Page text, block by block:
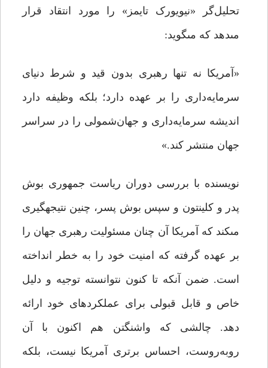
تحلیل‌گر «نیویورک تایمز» را مورد انتقاد قرار
مى‏دهد که مى‏گوید:
«آمریکا نه تنها رهبرى بدون قید و شرط دنیاى
سرمایه‌دارى را بر عهده دارد؛ بلکه وظیفه دارد
اندیشه سرمایه‌دارى و جهان‌شمولى را در سراسر
جهان منتشر کند.»
نویسنده با بررسى دوران ریاست جمهورى بوش
پدر و کلینتون و سپس بوش پسر، چنین نتیجه‏گیرى
مى‏کند که آمریکا آن چنان مسئولیت رهبرى جهان را
بر عهده گرفته که امنیت خود را به خطر انداخته
است. ضمن آنکه تا کنون نتوانسته توجیه و دلیل
خاص و قابل قبولى براى عملکردهاى خود ارائه
دهد. چالشى که واشنگتن هم اکنون با آن
روبه‌روست، احساس برترى آمریکا نیست، بلکه